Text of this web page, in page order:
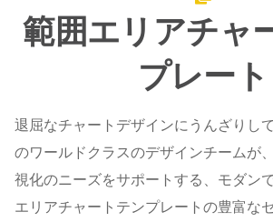
範囲エリアチャ
プレート
退屈なチャートデザインにうんざりし
のワールドクラスのデザインチームが
視化のニーズをサポートする、モダン
エリアチャートテンプレートの豊富な